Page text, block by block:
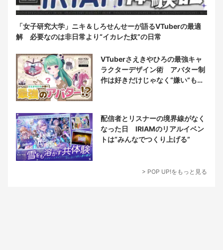
「女子研究大学」ニキ＆しろせんせーが語るVTuberの最適
解 必要なのは非日常より“イカレた奴”の日常
VTuberさえきやひろの最強キャ
ラクターデザイン術 アバター制
作は好きだけじゃなく“嫌い”もブ
配信者とリスナーの境界線がなく
なった日 IRIAMのリアルイベン
トは“みんなでつくり上げる”
> POP UP!をもっと見る